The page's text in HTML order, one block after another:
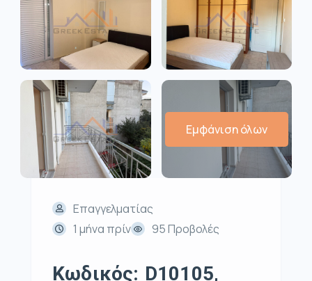
Εμφάνιση όλων
Επαγγελματίας
1 μήνα πρίν
95 Προβολές
Κωδικός: D10105,